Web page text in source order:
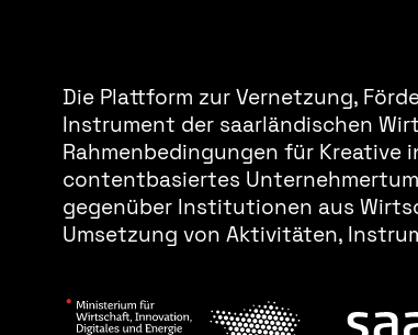
Die Plattform zur Vernetzung,
Instrument der saarländischen
Rahmenbedingungen für Kreative
contentbasiertes
gegenüber Institutionen aus
Umsetzung von Aktivitäten,